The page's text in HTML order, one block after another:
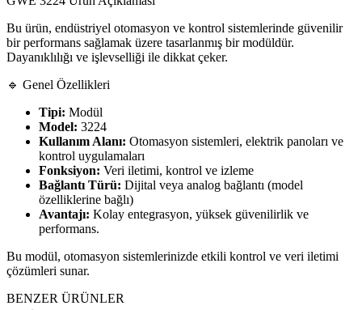
Bu ürün, endüstriyel otomasyon ve kontrol sistemlerinde güvenilir
bir performans sağlamak üzere tasarlanmış bir modüldür.
Dayanıklılığı ve işlevselliği ile dikkat çeker.
🔹 Genel Özellikleri
Tipi: Modül
Model: 3224
Kullanım Alanı: Otomasyon sistemleri, elektrik panoları ve
kontrol uygulamaları
Fonksiyon: Veri iletimi, kontrol ve izleme
Bağlantı Türü: Dijital veya analog bağlantı (model
özelliklerine bağlı)
Avantajı: Kolay entegrasyon, yüksek güvenilirlik ve
performans.
Bu modül, otomasyon sistemlerinizde etkili kontrol ve veri iletimi
çözümleri sunar.
BENZER ÜRÜNLER